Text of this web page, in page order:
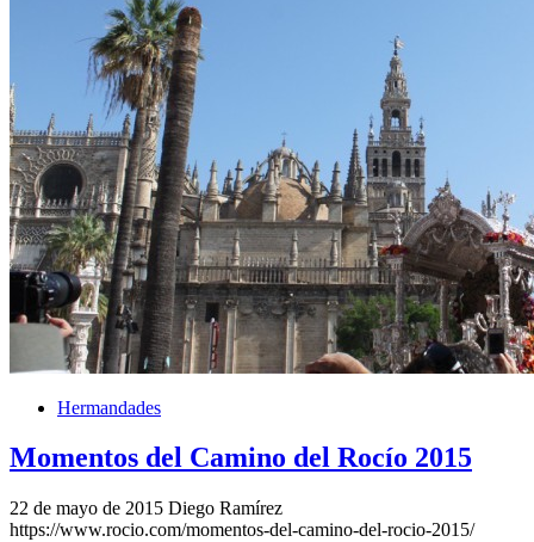
Hermandades
Momentos del Camino del Rocío 2015
22 de mayo de 2015 Diego Ramírez
https://www.rocio.com/momentos-del-camino-del-rocio-2015/